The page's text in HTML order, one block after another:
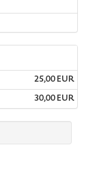
25,00 EUR
30,00 EUR